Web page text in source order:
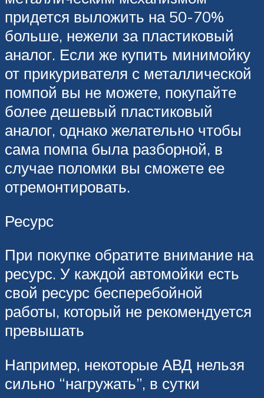
придется выложить на 50-70%
больше, нежели за пластиковый
аналог. Если же купить минимойку
от прикуривателя с металлической
помпой вы не можете, покупайте
более дешевый пластиковый
аналог, однако желательно чтобы
сама помпа была разборной, в
случае поломки вы сможете ее
отремонтировать.
Ресурс
При покупке обратите внимание на
ресурс. У каждой автомойки есть
свой ресурс бесперебойной
работы, который не рекомендуется
превышать
Например, некоторые АВД нельзя
сильно “нагружать”, в сутки